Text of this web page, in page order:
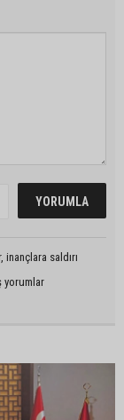
saldırı
yorumlar